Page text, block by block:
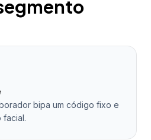
bipa um código fixo e
facial.